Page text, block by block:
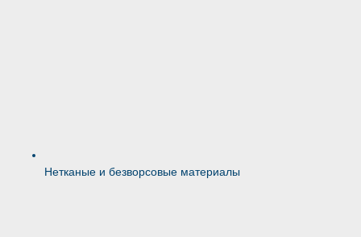
Нетканые и безворсовые материалы